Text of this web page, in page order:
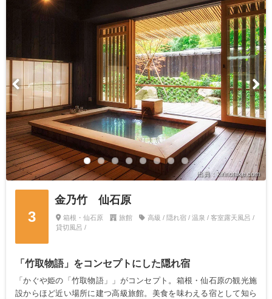
出典：kinnotake.com
3
金乃竹 仙石原
箱根・仙石原 旅館
高級 / 隠れ宿 / 温泉 / 客室露天風呂 /
貸切風呂 /
「竹取物語」をコンセプトにした隠れ宿
「かぐや姫の「竹取物語」」がコンセプト。箱根・仙石原の観光施
設からほど近い場所に建つ高級旅館。美食を味わえる宿として知ら